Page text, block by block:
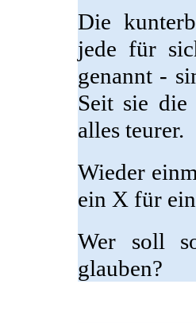
Die
jede für
genannt -
Seit sie
alles teurer.
Wieder
ein X für
Wer soll
glauben?